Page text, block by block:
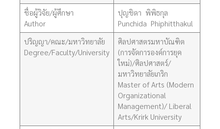
ชื่อผู้วิจัย/ผู้ศึกษา
Author
ปุญชิดา พิพิธกุล
Punchida Phiphitthakul
ปริญญา/คณะ/มหาวิทยาลัย
Degree/Faculty/University
ศิลปศาสตรมหาบัณฑิต
(การจัดการองค์การยุค
ใหม่)/ศิลปศาสตร์/
มหาวิทยาลัยเกริก
Master of Arts (Modern
Organizational
Management)/ Liberal
Arts/Krirk University